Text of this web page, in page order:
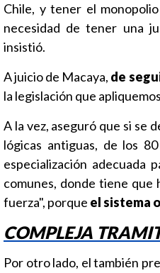
Chile, y tener el
necesidad de tener una
insistió.
A juicio de Macaya, de
la legislación que
A la vez, aseguró que si se
lógicas antiguas, de los
especialización adecuada
comunes, donde tiene que
fuerza", porque el sistema
COMPLEJA
Por otro lado, el también